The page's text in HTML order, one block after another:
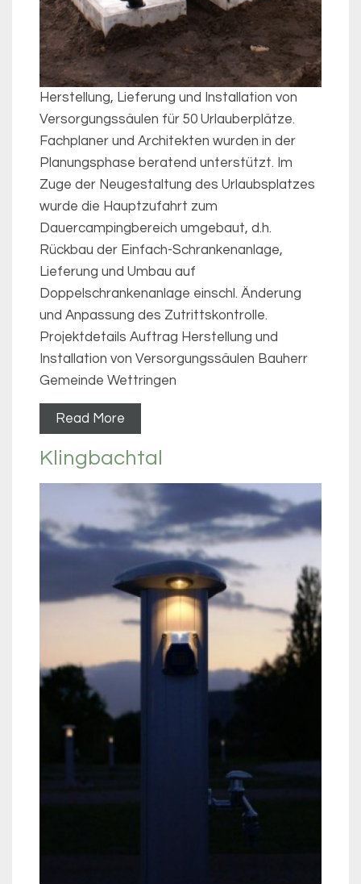
Herstellung, Lieferung und Installation von
Versorgungssäulen für 50 Urlauberplätze.
Fachplaner und Architekten wurden in der
Planungsphase beratend unterstützt. Im
Zuge der Neugestaltung des Urlaubsplatzes
wurde die Hauptzufahrt zum
Dauercampingbereich umgebaut, d.h.
Rückbau der Einfach-Schrankenanlage,
Lieferung und Umbau auf
Doppelschrankenanlage einschl. Änderung
und Anpassung des Zutrittskontrolle.
Projektdetails Auftrag Herstellung und
Installation von Versorgungssäulen Bauherr
Gemeinde Wettringen
Read More
Klingbachtal